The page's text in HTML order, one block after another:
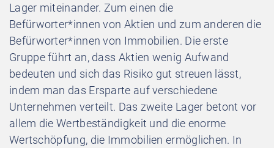
Lager miteinander. Zum einen die
Befürworter*innen von Aktien und zum anderen die
Befürworter*innen von Immobilien. Die erste
Gruppe führt an, dass Aktien wenig Aufwand
bedeuten und sich das Risiko gut streuen lässt,
indem man das Ersparte auf verschiedene
Unternehmen verteilt. Das zweite Lager betont vor
allem die Wertbeständigkeit und die enorme
Wertschöpfung, die Immobilien ermöglichen. In